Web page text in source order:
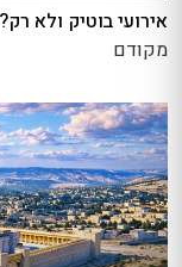
אירועי בוטיק ולא
מקודם